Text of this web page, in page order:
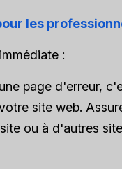
les
:
page d'erreur,
site web.
ou à d'autres